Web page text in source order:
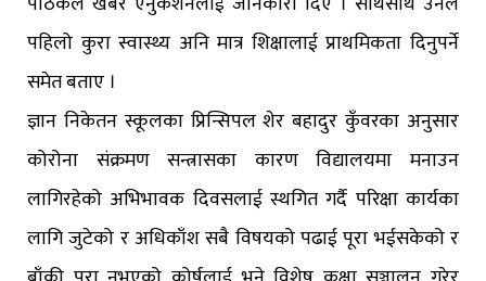
पहिलो कुरा स्वास्थ्य अनि मात्र शिक्षालाई प्राथमिकता दिनुपर्ने
समेत बताए ।
ज्ञान निकेतन स्कूलका प्रिन्सिपल शेर बहादुर कुँवरका अनुसार
कोरोना संक्रमण सन्त्रासका कारण विद्यालयमा मनाउन
लागिरहेको अभिभावक दिवसलाई स्थगित गर्दै परिक्षा कार्यका
लागि जुटेको र अधिकाँश सबै विषयको पढाई पूरा भईसकेको र